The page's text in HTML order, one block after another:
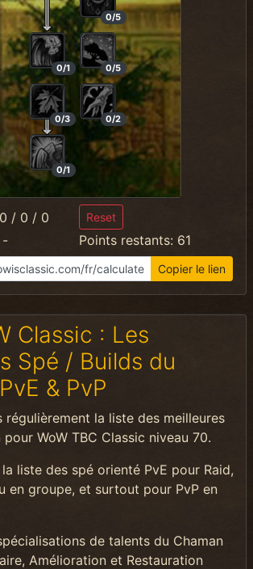
0/5
0/1 0/5
0/3 0/2
0/1
0 / 0 / 0 Reset
- Points restants: 61
Copier le lien
Classic : Les
Spé / Builds du
& PvP
régulièrement la liste des meilleures
WoW TBC Classic niveau 70.
liste des spé orienté PvE pour Raid,
en groupe, et surtout pour PvP en
de talents du Chaman
Amélioration et Restauration